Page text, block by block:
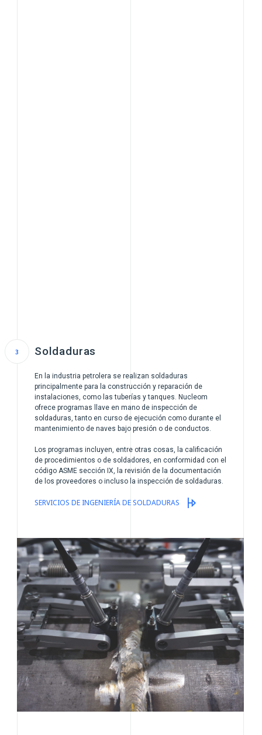
Soldaduras
En la industria petrolera se realizan soldaduras
principalmente para la construcción y reparación de
instalaciones, como las tuberías y tanques. Nucleom
ofrece programas llave en mano de inspección de
soldaduras, tanto en curso de ejecución como durante el
mantenimiento de naves bajo presión o de conductos.
Los programas incluyen, entre otras cosas, la calificación
de procedimientos o de soldadores, en conformidad con el
código ASME sección IX, la revisión de la documentación
de los proveedores o incluso la inspección de soldaduras.
SERVICIOS DE INGENIERÍA DE SOLDADURAS